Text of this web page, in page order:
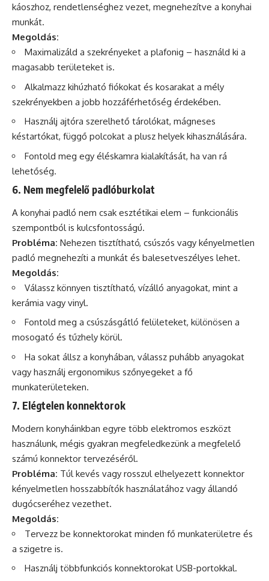
káoszhoz, rendetlenséghez vezet, megnehezítve a konyhai
munkát.
Megoldás:
Maximalizáld a szekrényeket a plafonig – használd ki a
magasabb területeket is.
Alkalmazz kihúzható fiókokat és kosarakat a mély
szekrényekben a jobb hozzáférhetőség érdekében.
Használj ajtóra szerelhető tárolókat, mágneses
késtartókat, függő polcokat a plusz helyek kihasználására.
Fontold meg egy éléskamra kialakítását, ha van rá
lehetőség.
6. Nem megfelelő padlóburkolat
A konyhai padló nem csak esztétikai elem – funkcionális
szempontból is kulcsfontosságú.
Probléma: Nehezen tisztítható, csúszós vagy kényelmetlen
padló megnehezíti a munkát és balesetveszélyes lehet.
Megoldás:
Válassz könnyen tisztítható, vízálló anyagokat, mint a
kerámia vagy vinyl.
Fontold meg a csúszásgátló felületeket, különösen a
mosogató és tűzhely körül.
Ha sokat állsz a konyhában, válassz puhább anyagokat
vagy használj ergonomikus szőnyegeket a fő
munkaterületeken.
7. Elégtelen konnektorok
Modern konyháinkban egyre több elektromos eszközt
használunk, mégis gyakran megfeledkezünk a megfelelő
számú konnektor tervezéséről.
Probléma: Túl kevés vagy rosszul elhelyezett konnektor
kényelmetlen hosszabbítók használatához vagy állandó
dugócseréhez vezethet.
Megoldás:
Tervezz be konnektorokat minden fő munkaterületre és
a szigetre is.
Használj többfunkciós konnektorokat USB-portokkal.